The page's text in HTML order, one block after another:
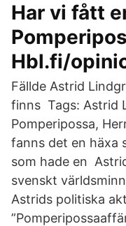
Har vi fått
Hbl.fi/
Fällde Astrid
finns Tags: Astrid
Pomperipossa,
fanns det en häxa
som hade en
svenskt
Astrids politiska